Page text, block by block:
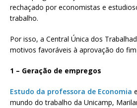
rechaçado por economistas e
trabalho.
Por isso, a Central Única dos
motivos favoráveis à aprovação do
1 – Geração de empregos
Estudo da professora de Economia
mundo do trabalho da Unicamp,